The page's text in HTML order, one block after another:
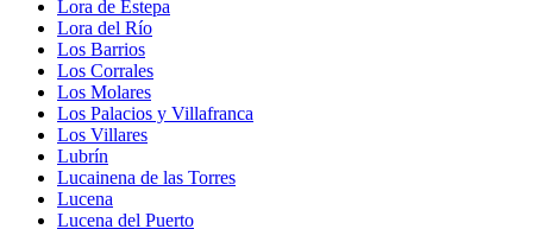
Lora de Estepa
Lora del Río
Los Barrios
Los Corrales
Los Molares
Los Palacios y Villafranca
Los Villares
Lubrín
Lucainena de las Torres
Lucena
Lucena del Puerto